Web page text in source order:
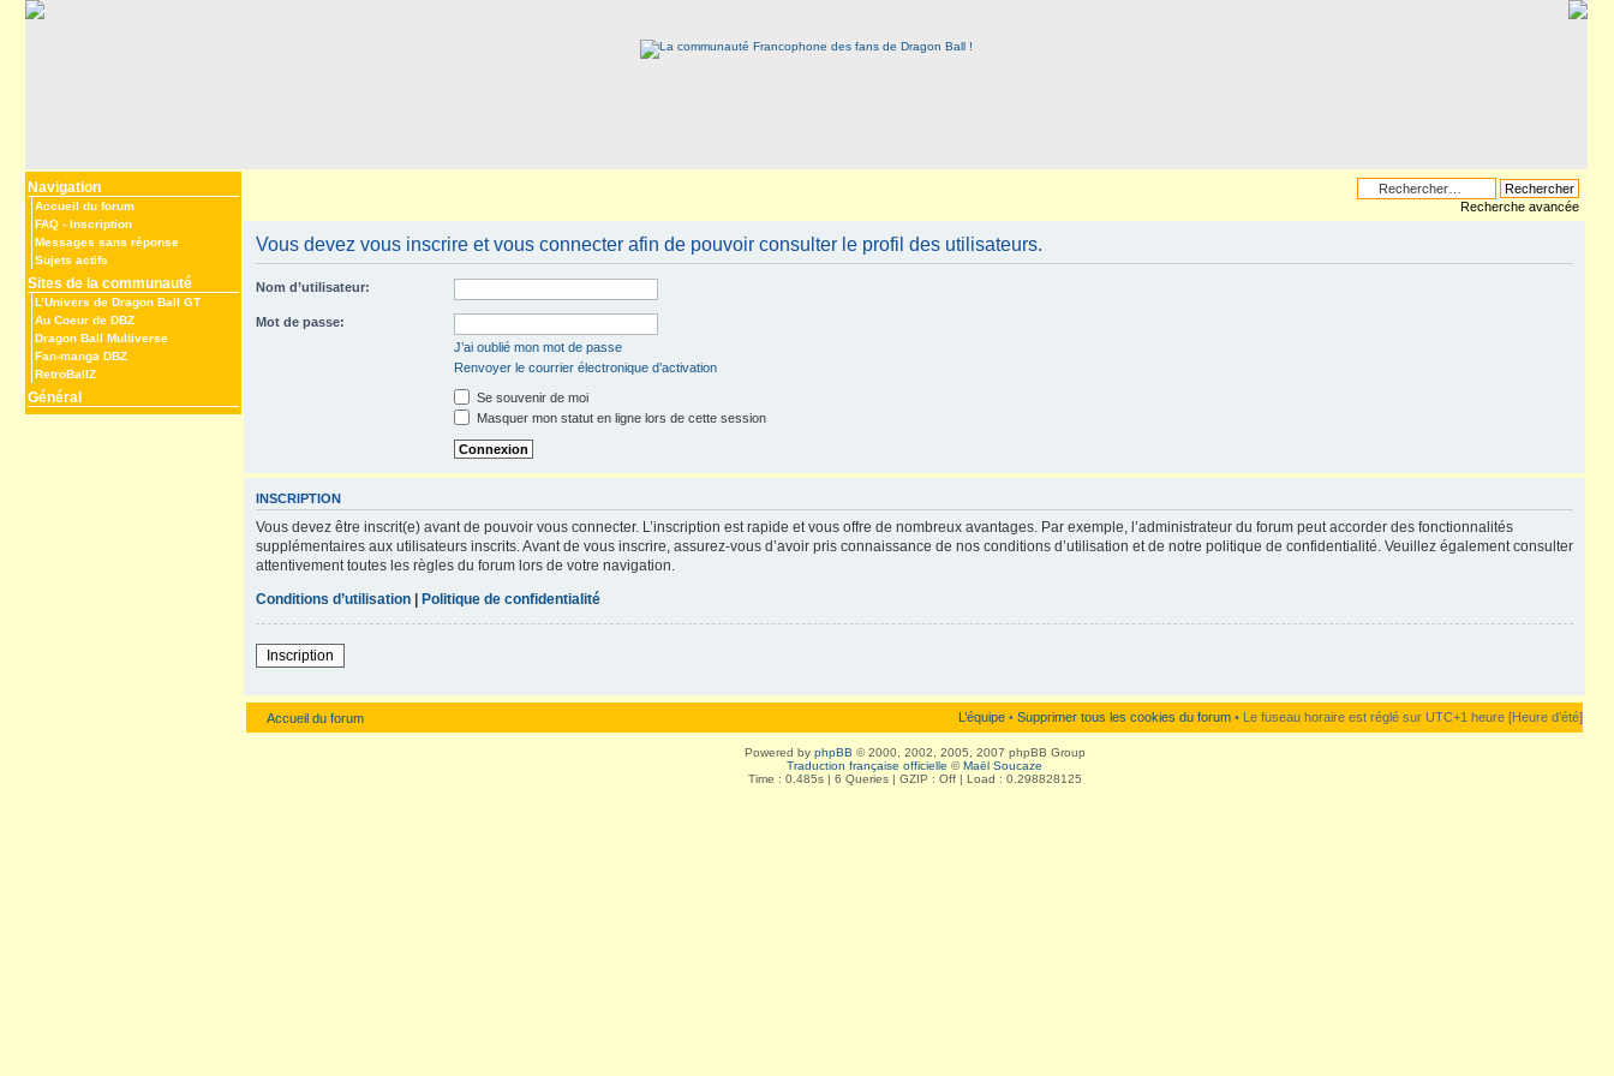
Navigation
Accueil du forum
FAQ - Inscription
Messages sans réponse
Sujets actifs
Sites de la communauté
L’Univers de Dragon Ball GT
Au Coeur de DBZ
Dragon Ball Multiverse
Fan-manga DBZ
RetroBallZ
Général
Recherche avancée
Vous devez vous inscrire et vous connecter afin de pouvoir consulter le profil des utilisateurs.
Nom d’utilisateur:
Mot de passe:
J’ai oublié mon mot de passe
Renvoyer le courrier électronique d’activation
Se souvenir de moi
Masquer mon statut en ligne lors de cette session
INSCRIPTION
Vous devez être inscrit(e) avant de pouvoir vous connecter. L’inscription est rapide et vous offre de nombreux avantages. Par exemple, l’administrateur du forum peut accorder des fonctionnalités
supplémentaires aux utilisateurs inscrits. Avant de vous inscrire, assurez-vous d’avoir pris connaissance de nos conditions d’utilisation et de notre politique de confidentialité. Veuillez également consulter
attentivement toutes les règles du forum lors de votre navigation.
Conditions d’utilisation | Politique de confidentialité
Inscription
Accueil du forum L’équipe • Supprimer tous les cookies du forum • Le fuseau horaire est réglé sur UTC+1 heure [Heure d’été]
Powered by phpBB © 2000, 2002, 2005, 2007 phpBB Group
Traduction française officielle ©Maël Soucaze
Time : 0.485s | 6 Queries | GZIP : Off | Load : 0.298828125